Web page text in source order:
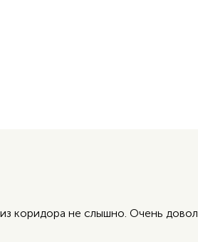
коридора не слышно. Очень